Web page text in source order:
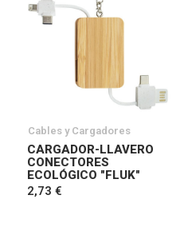
Cables y Cargadores
CARGADOR-LLAVERO
CONECTORES
ECOLÓGICO "FLUK"
2,73 €